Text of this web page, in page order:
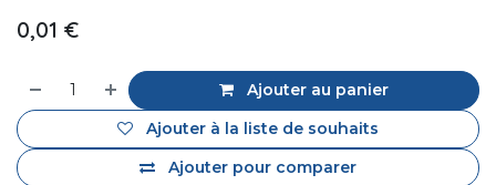
0,01 €
Ajouter au panier
Ajouter pour comparer
Ajouter à la liste de souhaits